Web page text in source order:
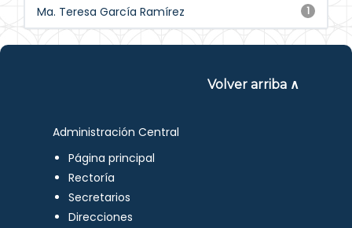
1
Ma. Teresa García Ramírez
Volver arriba ∧
Administración Central
Página principal
Rectoría
Secretarios
Direcciones